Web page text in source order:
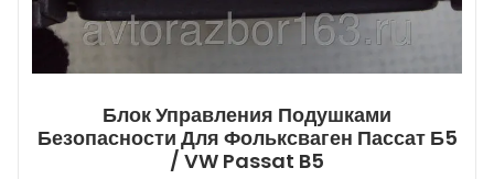
Блок Управления Подушками
Безопасности Для Фольксваген Пассат Б5
/ VW Passat B5